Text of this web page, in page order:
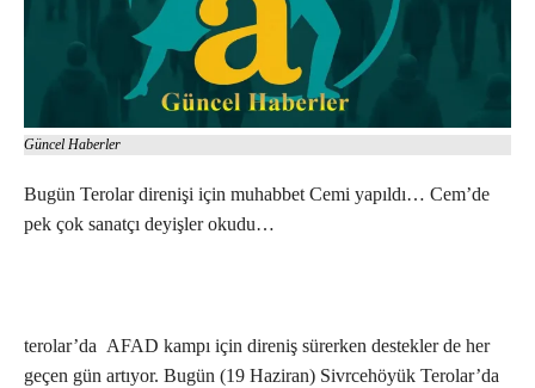
Güncel Haberler
Bugün Terolar direnişi için muhabbet Cemi yapıldı… Cem’de
pek çok sanatçı deyişler okudu…
terolar’da AFAD kampı için direniş sürerken destekler de her
geçen gün artıyor. Bugün (19 Haziran) Sivrcehöyük Terolar’da